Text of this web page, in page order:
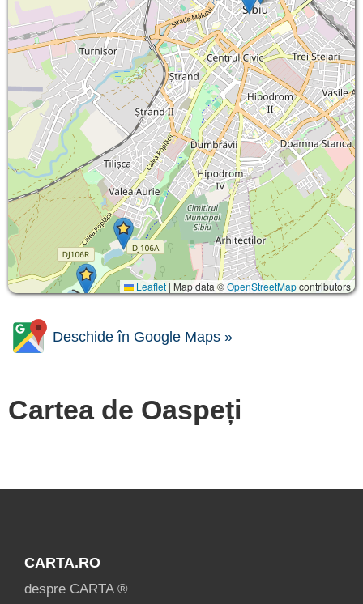
Leaflet | Map data ©OpenStreetMapcontributors
Deschide în Google Maps »
Cartea de Oaspeți
CARTA.RO
despre CARTA ®